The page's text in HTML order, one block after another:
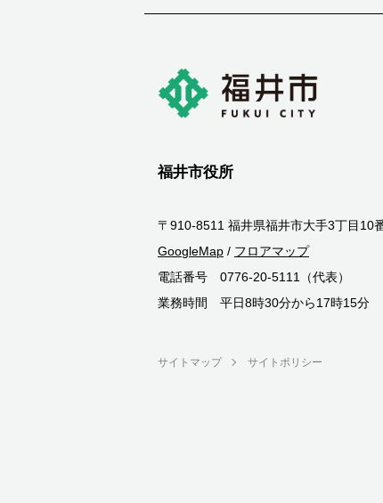
福井市役所
〒910-8511 福井県福井市大手3丁目10
GoogleMap / フロアマップ
電話番号 0776-20-5111（代表）
業務時間 平日8時30分から17時15分
サイトマップ サイトポリシー